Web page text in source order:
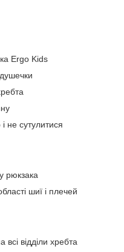
Ergo Kids
не сутулитися
рюкзака
шиї і плечей
всі відділи хребта